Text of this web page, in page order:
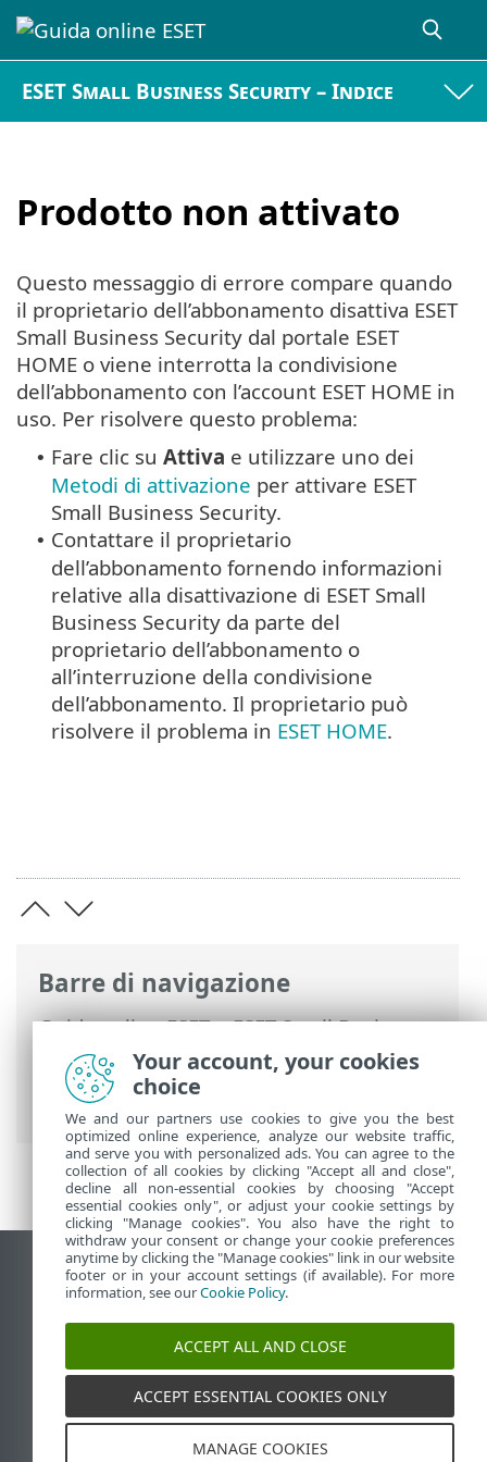
ESET Small Business Security – Indice
Prodotto non attivato
Barre di navigazione
Guida online ESET>ESET Small Business
Security
>Domande frequenti>Come
risolvere la disattivazione del prodotto da
ESET HOME
> Prodotto non attivato
Questo messaggio di errore compare quando
il proprietario dell’abbonamento disattiva ESET
Small Business Security dal portale ESET
HOME o viene interrotta la condivisione
dell’abbonamento con l’account ESET HOME in
uso. Per risolvere questo problema:
• Fare clic su Attiva e utilizzare uno dei
Metodi di attivazione per attivare ESET
Small Business Security.
• Contattare il proprietario
dell’abbonamento fornendo informazioni
relative alla disattivazione di ESET Small
Business Security da parte del
proprietario dell’abbonamento o
all’interruzione della condivisione
dell’abbonamento. Il proprietario può
risolvere il problema in ESET HOME.
Visualizza sito desktop
End of Life
ESET Knowledge Base
ESET Status Portal
Supporto regionale
Your account, your cookies
choice
We and our partners use cookies to give you the best
optimized online experience, analyze our website traffic,
and serve you with personalized ads. You can agree to the
collection of all cookies by clicking "Accept all and close",
decline all non-essential cookies by choosing "Accept
essential cookies only", or adjust your cookie settings by
clicking "Manage cookies". You also have the right to
withdraw your consent or change your cookie preferences
anytime by clicking the "Manage cookies" link in our website
footer or in your account settings (if available). For more
information, see ourCookie Policy.
ACCEPT ALL AND CLOSE
ACCEPT ESSENTIAL COOKIES ONLY
MANAGE COOKIES